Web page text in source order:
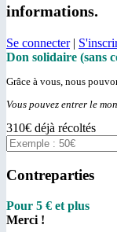
informations.
Se connecter|
Don solidaire (sans
Grâce à vous, nous
Vous pouvez entrer le
310€ déjà récoltés
Contreparties
Pour 5 € et plus
Merci !